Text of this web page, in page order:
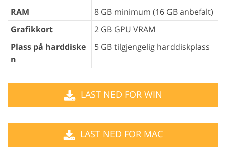
RAM
8 GB minimum (16 GB anbefalt)
Grafikkort
2 GB GPU VRAM
Plass på harddiske
n
5 GB tilgjengelig harddiskplass
LAST NED FOR WIN
LAST NED FOR MAC